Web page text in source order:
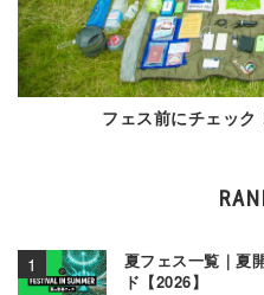
フェス前にチェック
夏フェス一覧｜夏
ド【2026】